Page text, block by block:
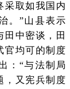
采取如我国内
。”山县表示
田中密谈，田
官均可的制度
：“与法制局
，又宪兵制度